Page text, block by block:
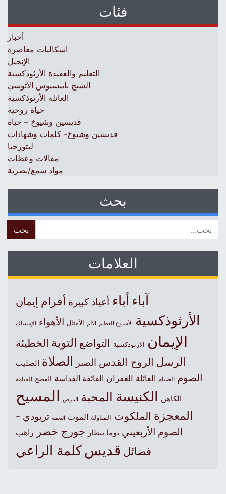
فئات
أخبار
اشكاليات معاصرة
الإنجيل
التعليم والعقيدة الأرثوذكسية
الشيخ باييسيوس الآثوسي
العائلة الأرثوذكسية
حياة روحية
قديسين وشيوخ – حياة
قديسين وشيوخ- كلمات وشهادات
ليتورجيا
مقالات وعظات
مواد سمع/بصرية
بحث
العلامات
آباءأباء أعياد كبيرة أفرام إيمان
الأرثوذكسية الأسبوع العظيم الألم الأمثال الأهواء الإمساك
الإيمان الارثوذكسية التواضع التوبة الخطيئة
الرسل الروح القدس الصبر الصلاة الصليب
الصوم الصيام العائلة الغفران الفائقة القداسة الفصح القيامة
الكاهن الكنيسةالمحبة المرض المسيح
المعجزة الملكوت المناولة الموت النعمة تريودي -
الصوم الأربعيني توما بيطار جورج خضر راهب
فضائل قديس كلمة الراعي